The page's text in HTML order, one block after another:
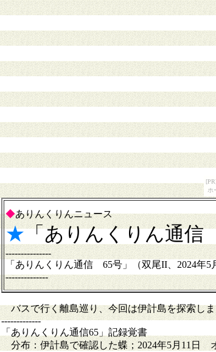
ホ
◆ありんくりんニュース
★「ありんくりん通
---------------
「ありんくりん通信 65号」（双尾II、2024年5
--------------
バスで行く離島巡り、今回は伊計島を探索し
-------------
「ありんくりん通信65」記録覚書
分布：伊計島で確認した蝶；2024年5月11日